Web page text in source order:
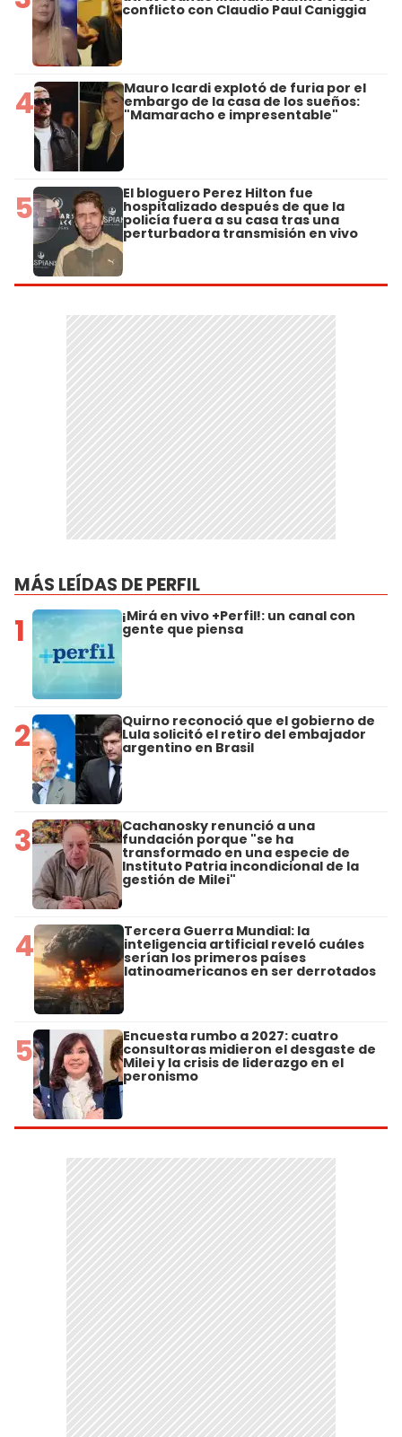
conflicto con Claudio Paul Caniggia
4 Mauro Icardi explotó de furia por el
embargo de la casa de los sueños:
"Mamaracho e impresentable"
5 El bloguero Perez Hilton fue
hospitalizado después de que la
policía fuera a su casa tras una
perturbadora transmisión en vivo
MÁS LEÍDAS DE PERFIL
1 ¡Mirá en vivo +Perfil!: un canal con
gente que piensa
2 Quirno reconoció que el gobierno de
Lula solicitó el retiro del embajador
argentino en Brasil
3 Cachanosky renunció a una
fundación porque "se ha
transformado en una especie de
Instituto Patria incondicional de la
gestión de Milei"
4 Tercera Guerra Mundial: la
inteligencia artificial reveló cuáles
serían los primeros países
latinoamericanos en ser derrotados
5 Encuesta rumbo a 2027: cuatro
consultoras midieron el desgaste de
Milei y la crisis de liderazgo en el
peronismo